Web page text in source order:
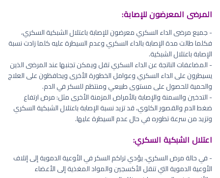
المرضى المعرضون للإصابة:
- جميع مرضى الداء السكري معرضون للإصابة باعتلال الشبكية السكري،
فكلما طالت مدة الإصابة بالداء السكري وعدم السيطرة عليه كلما زادت نسبة
الإصابة باعتلال الشبكية.
- المضاعفات الناتجة عن الداء السكري تقل ويمكن تجنبها عند المرضى الذين
يسيطرون على الداء السكري وعوامل الخطورة الأخرى ويحافظون على العلاج
والحمية للحصول على مستوى طبيعي ومنتظم للسكر في الدم.
- التدخين والسمنة والإصابة بالأمراض المزمنة الأخرى مثل: مرض ارتفاع
ضغط الدم والقصور الكلوي، قد تزيد نسبة الإصابة باعتلال الشبكية السكري
وتزيد من سرعة تطوره في حال عدم السيطرة عليها.
اعتلال الشبكية السكري:
- في حالة مرض السكري، يؤدي تراكم السكر في الأوعية الدموية إلى إتلاف
الأوعية الدموية التي تنقل الأكسجين والمواد المغذية إلى الأعضاء